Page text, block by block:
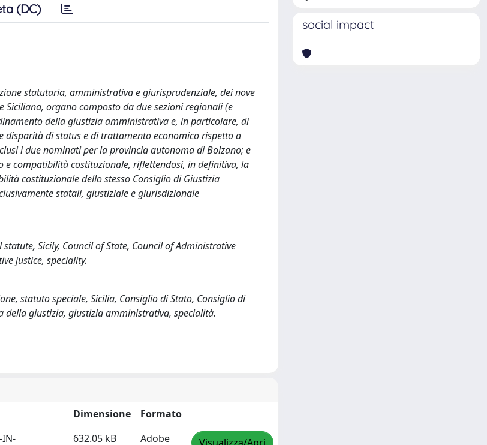
(DC)
statutaria, amministrativa e giurisprudenziale, dei nove
Siciliana, organo composto da due sezioni regionali (e
della giustizia amministrativa e, in particolare, di
disparità di status e di trattamento economico rispetto a
i due nominati per la provincia autonoma di Bolzano; e
e compatibilità costituzionale, riflettendosi, in definitiva, la
costituzionale dello stesso Consiglio di Giustizia
statali, giustiziale e giurisdizionale
Sicily, Council of State, Council of Administrative
justice, speciality.
statuto speciale, Sicilia, Consiglio di Stato, Consiglio di
giustizia, giustizia amministrativa, specialità.
Dimensione
Formato
IN-
632.05 kB Adobe
social impact